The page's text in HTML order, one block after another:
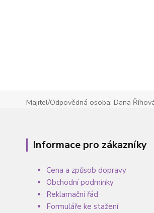
Majitel/Odpovědná osoba: Dana
Informace pro zákazníky
Cena a způsob dopravy
Obchodní podmínky
Reklamační řád
Formuláře ke stažení